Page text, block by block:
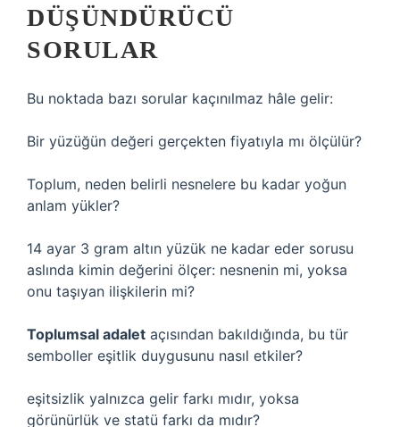
DÜŞÜNDÜRÜCÜ
SORULAR
Bu noktada bazı sorular kaçınılmaz hâle gelir:
Bir yüzüğün değeri gerçekten fiyatıyla mı ölçülür?
Toplum, neden belirli nesnelere bu kadar yoğun
anlam yükler?
14 ayar 3 gram altın yüzük ne kadar eder sorusu
aslında kimin değerini ölçer: nesnenin mi, yoksa
onu taşıyan ilişkilerin mi?
Toplumsal adalet açısından bakıldığında, bu tür
semboller eşitlik duygusunu nasıl etkiler?
eşitsizlik yalnızca gelir farkı mıdır, yoksa
görünürlük ve statü farkı da mıdır?